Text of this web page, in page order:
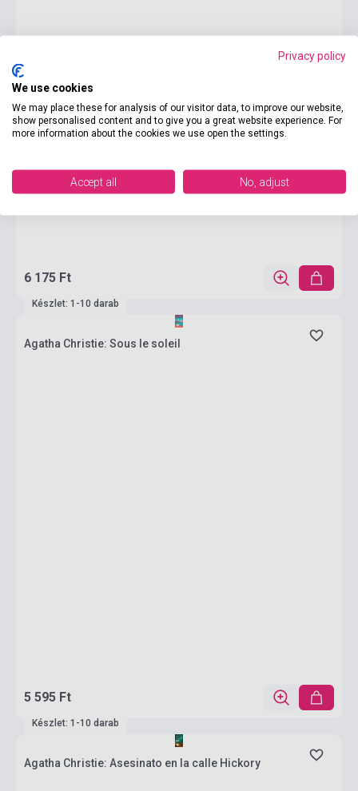
6 175 Ft
Készlet: 1-10 darab
Agatha Christie: Sous le soleil
5 595 Ft
Készlet: 1-10 darab
Agatha Christie: Asesinato en la calle Hickory
Privacy policy
We use cookies
We may place these for analysis of our visitor data, to improve our website,
show personalised content and to give you a great website experience. For
more information about the cookies we use open the settings.
Accept all No, adjust